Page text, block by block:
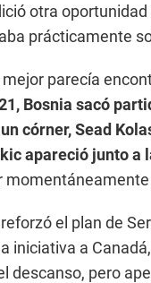
otra
prácticamente
parecía
Bosnia sacó
córner, Sead
apareció junto a
el plan de
iniciativa a
descanso, pero